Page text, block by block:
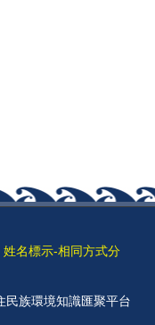
姓名標示-相同方式分
族環境知識匯聚平台